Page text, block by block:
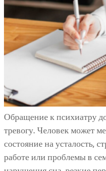
Обращение к психиатру
тревогу. Человек может
состояние на усталость,
работе или проблемы в